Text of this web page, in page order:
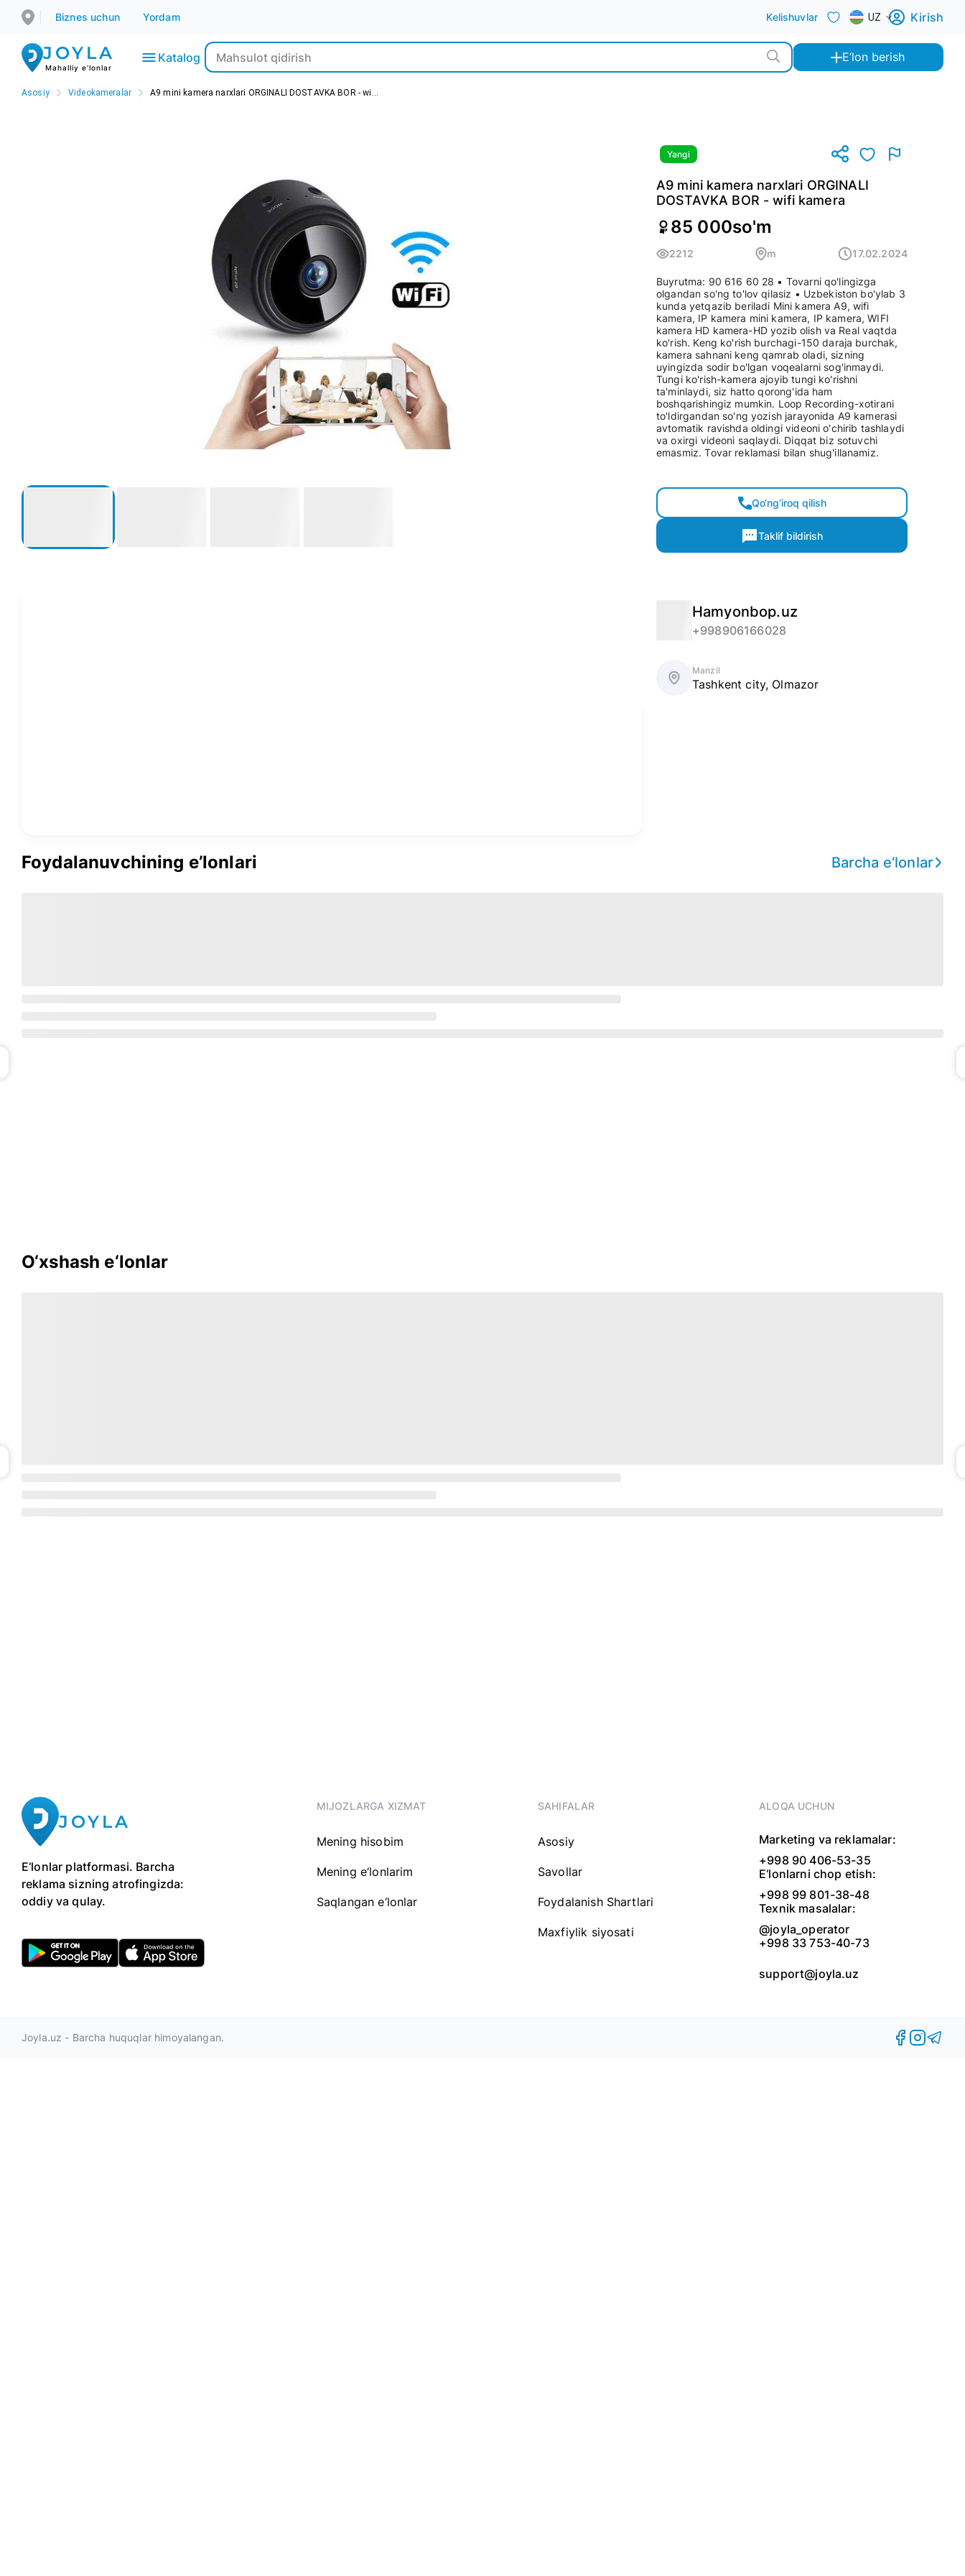
Biznes uchun Yordam Kelishuvlar UZ Kirish
JOYLA
Mahalliy e'lonlar
Katalog E‘lon berish
Asosiy Videokameralar A9 mini kamera narxlari ORGINALI DOSTAVKA BOR - wi...
Yangi
A9 mini kamera narxlari ORGINALI
DOSTAVKA BOR - wifi kamera
85 000so'm
2212 m 17.02.2024
Buyrutma: 90 616 60 28 • Tovarni qo'lingizga
olgandan so'ng to'lov qilasiz • Uzbekiston bo'ylab 3
kunda yetqazib beriladi Mini kamera A9, wifi
kamera, IP kamera mini kamera, IP kamera, WIFI
kamera HD kamera-HD yozib olish va Real vaqtda
ko'rish. Keng ko'rish burchagi-150 daraja burchak,
kamera sahnani keng qamrab oladi, sizning
uyingizda sodir bo'lgan voqealarni sog'inmaydi.
Tungi ko'rish-kamera ajoyib tungi ko'rishni
ta'minlaydi, siz hatto qorong'ida ham
boshqarishingiz mumkin. Loop Recording-xotirani
to'ldirgandan so'ng yozish jarayonida A9 kamerasi
avtomatik ravishda oldingi videoni o'chirib tashlaydi
va oxirgi videoni saqlaydi. Diqqat biz sotuvchi
emasmiz. Tovar reklamasi bilan shug'illanamiz.
Qo‘ng‘iroq qilish
Taklif bildirish
Hamyonbop.uz
+998906166028
Manzil
Tashkent city, Olmazor
Foydalanuvchining e’lonlari Barcha e‘lonlar
O‘xshash e‘lonlar
JOYLA
E‘lonlar platformasi. Barcha
reklama sizning atrofingizda:
oddiy va qulay.
MIJOZLARGA XIZMAT
Mening hisobim
Mening e‘lonlarim
Saqlangan e‘lonlar
SAHIFALAR
Asosiy
Savollar
Foydalanish Shartlari
Maxfiylik siyosati
ALOQA UCHUN
Marketing va reklamalar:
+998 90 406-53-35
E‘lonlarni chop etish:
+998 99 801-38-48
Texnik masalalar:
@joyla_operator
+998 33 753-40-73
support@joyla.uz
Joyla.uz - Barcha huquqlar himoyalangan.